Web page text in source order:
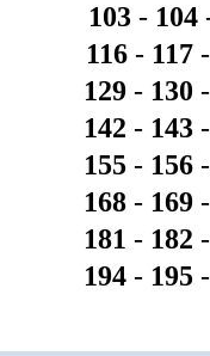
103- 104
116 - 117
129 - 130
142 - 143
155 - 156
168 - 169
181 - 182
194 - 195